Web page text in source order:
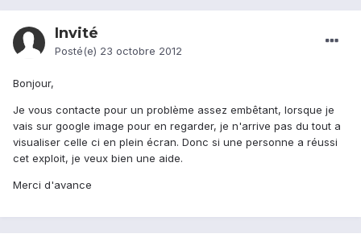
Invité
Posté(e) 23 octobre 2012
Bonjour,
Je vous contacte pour un problème assez embêtant, lorsque je
vais sur google image pour en regarder, je n'arrive pas du tout a
visualiser celle ci en plein écran. Donc si une personne a réussi
cet exploit, je veux bien une aide.
Merci d'avance